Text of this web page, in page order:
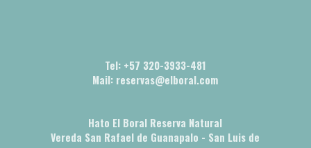
Tel: +57 320-3933-481
Mail: reservas@elboral.com
Hato El Boral Reserva Natural
Vereda San Rafael de Guanapalo - San Luis de